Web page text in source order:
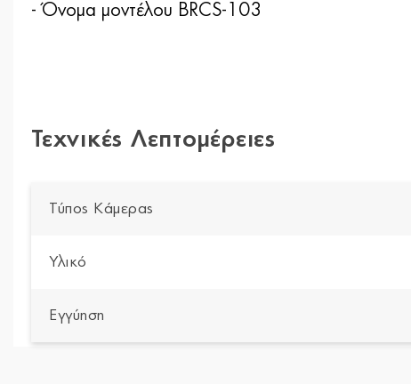
- Όνομα μοντέλου BRCS-103
Τεχνικές Λεπτομέρειες
Τύπος Κάμερας
Υλικό
Εγγύηση